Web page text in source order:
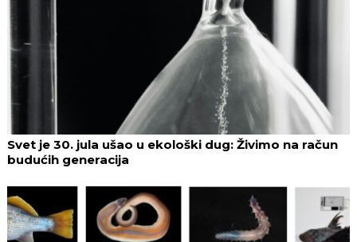
Svet je 30. jula ušao u ekološki dug: Živimo na račun
budućih generacija